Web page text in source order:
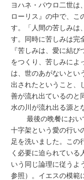
ヨハネ・パウロ二世は
ローリス』の中で、こ
す。「人間の苦しみは
す。同時に苦しみは完
『苦しみは、愛に結
をつくり、苦しみによ
は、世のあがないとい
出されたということ、
善が流れ出ているのと
水の川が流れ出る源と
最後の晩餐において
十字架という愛の行い
足を洗いました。この
く必要に迫られている
いう同じ論理に従うよ
参照）。イエスの模範